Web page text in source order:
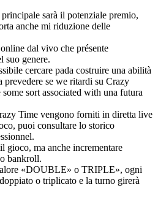
sarà il potenziale premio,
anche mi riduzione delle
dal vivo che présente
suo genere.
cercare pada costruire una abilità
prevedere se we ritardi su Crazy
sort associated with una futura
Time vengono forniti in diretta live
puoi consultare lo storico
gioco, ma anche incrementare
bankroll.
«DOUBLE» o TRIPLE», ogni
o triplicato e la turno girerà